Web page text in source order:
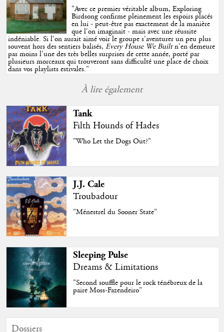
"Avec ce premier véritable album, Exploring
Birdsong confirme pleinement les espoirs placés
en lui - peut-être pas exactement de la manière
que l'on imaginait - mais avec une réussite
indéniable. Si l'on aurait aimé voir le groupe s'aventurer un peu plus
souvent hors des sentiers balisés,Every House We Builtn'en demeure
pas moins l'une des très belles surprises de cette année, porté par
plusieurs morceaux qui trouveront sans difficulté une place de choix
dans vos playlists estivales."
À lire également
Tank
Filth Hounds of Hades
"Who Let the Dogs Out?"
J.J. Cale
Troubadour
"Ménestrel du Sooner State"
Sleeping Pulse
Dreams & Limitations
"Second souffle pour le rock ténébreux de la
paire Moss-Fazendeiro"
Dossiers